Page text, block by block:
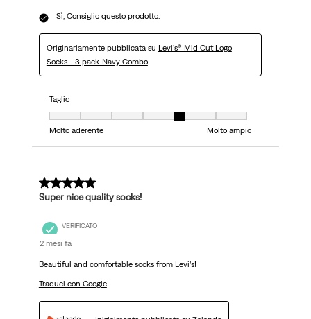
Sì, Consiglio questo prodotto.
Originariamente pubblicata su Levi's® Mid Cut Logo
Socks - 3 pack-Navy Combo
Taglio
Taglio, 5 su 7, dove 1 è uguale a Molto aderente e 7 è uguale a Molto
Molto aderente
Molto ampio
5 su 5 stelle.
Super nice quality socks!
VERIFICATO
2 mesi fa
Beautiful and comfortable socks from Levi’s!
Traduci con Google